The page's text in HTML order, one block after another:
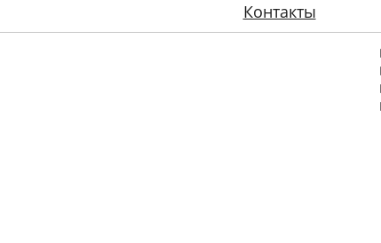
Контакты